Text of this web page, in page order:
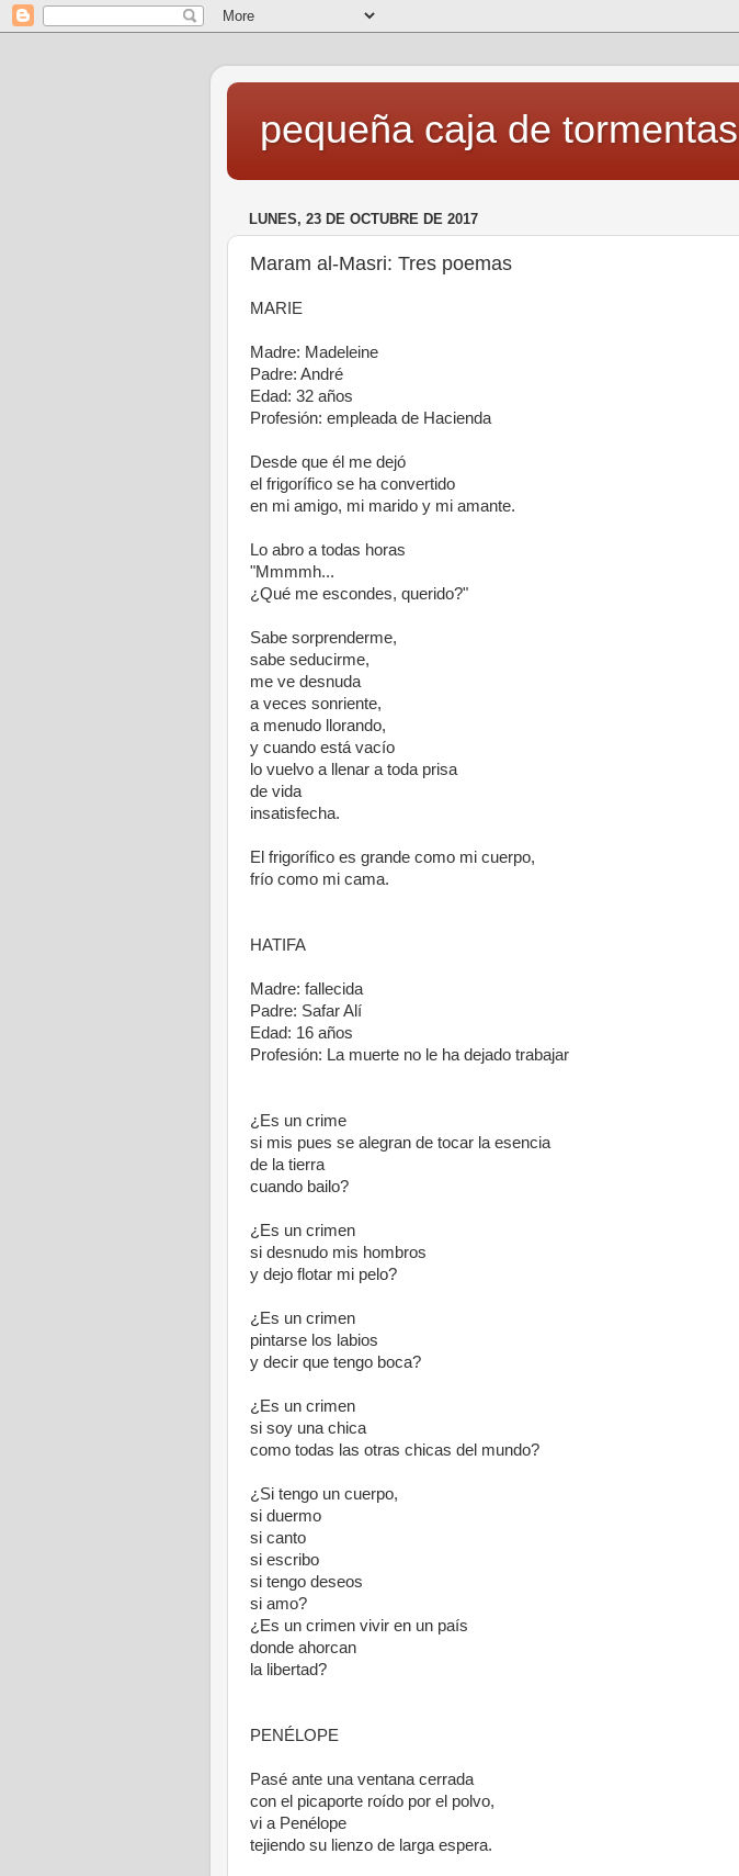
pequeña caja de tormentas
LUNES, 23 DE OCTUBRE DE 2017
Maram al-Masri: Tres poemas
MARIE
Madre: Madeleine
Padre: André
Edad: 32 años
Profesión: empleada de Hacienda
Desde que él me dejó
el frigorífico se ha convertido
en mi amigo, mi marido y mi amante.
Lo abro a todas horas
"Mmmmh...
¿Qué me escondes, querido?"
Sabe sorprenderme,
sabe seducirme,
me ve desnuda
a veces sonriente,
a menudo llorando,
y cuando está vacío
lo vuelvo a llenar a toda prisa
de vida
insatisfecha.
El frigorífico es grande como mi cuerpo,
frío como mi cama.
HATIFA
Madre: fallecida
Padre: Safar Alí
Edad: 16 años
Profesión: La muerte no le ha dejado trabajar
¿Es un crime
si mis pues se alegran de tocar la esencia
de la tierra
cuando bailo?
¿Es un crimen
si desnudo mis hombros
y dejo flotar mi pelo?
¿Es un crimen
pintarse los labios
y decir que tengo boca?
¿Es un crimen
si soy una chica
como todas las otras chicas del mundo?
¿Si tengo un cuerpo,
si duermo
si canto
si escribo
si tengo deseos
si amo?
¿Es un crimen vivir en un país
donde ahorcan
la libertad?
PENÉLOPE
Pasé ante una ventana cerrada
con el picaporte roído por el polvo,
vi a Penélope
tejiendo su lienzo de larga espera.